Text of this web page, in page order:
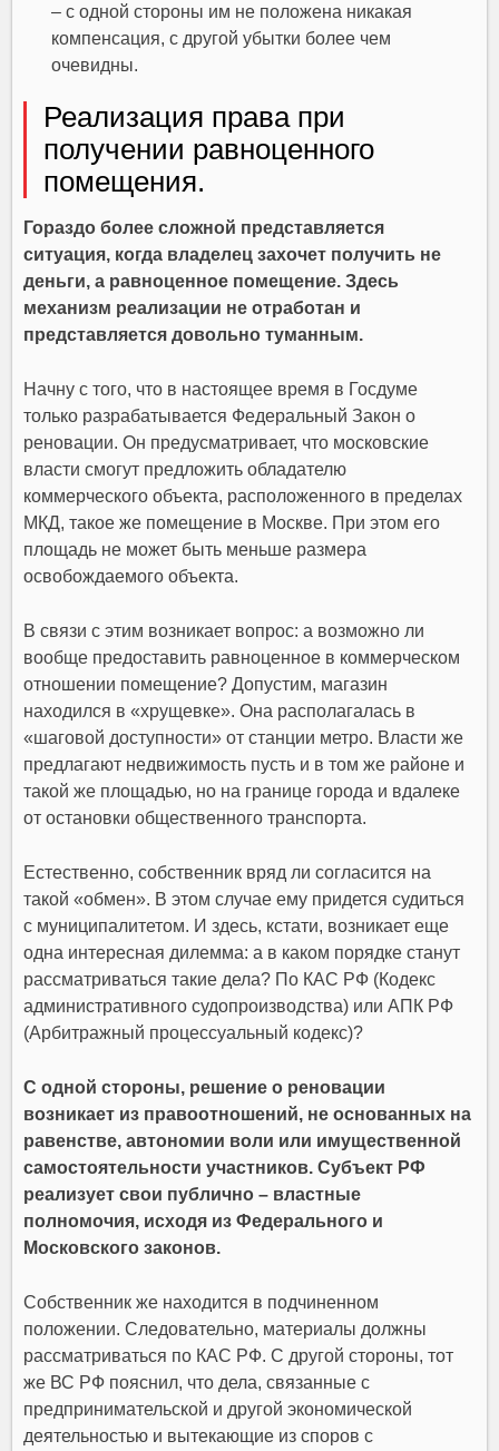
– с одной стороны им не положена никакая
компенсация, с другой убытки более чем
очевидны.
Реализация права при
получении равноценного
помещения.
Гораздо более сложной представляется
ситуация, когда владелец захочет получить не
деньги, а равноценное помещение. Здесь
механизм реализации не отработан и
представляется довольно туманным.
Начну с того, что в настоящее время в Госдуме
только разрабатывается Федеральный Закон о
реновации. Он предусматривает, что московские
власти смогут предложить обладателю
коммерческого объекта, расположенного в пределах
МКД, такое же помещение в Москве. При этом его
площадь не может быть меньше размера
освобождаемого объекта.
В связи с этим возникает вопрос: а возможно ли
вообще предоставить равноценное в коммерческом
отношении помещение? Допустим, магазин
находился в «хрущевке». Она располагалась в
«шаговой доступности» от станции метро. Власти же
предлагают недвижимость пусть и в том же районе и
такой же площадью, но на границе города и вдалеке
от остановки общественного транспорта.
Естественно, собственник вряд ли согласится на
такой «обмен». В этом случае ему придется судиться
с муниципалитетом. И здесь, кстати, возникает еще
одна интересная дилемма: а в каком порядке станут
рассматриваться такие дела? По КАС РФ (Кодекс
административного судопроизводства) или АПК РФ
(Арбитражный процессуальный кодекс)?
С одной стороны, решение о реновации
возникает из правоотношений, не основанных на
равенстве, автономии воли или имущественной
самостоятельности участников. Субъект РФ
реализует свои публично – властные
полномочия, исходя из Федерального и
Московского законов.
Собственник же находится в подчиненном
положении. Следовательно, материалы должны
рассматриваться по КАС РФ. С другой стороны, тот
же ВС РФ пояснил, что дела, связанные с
предпринимательской и другой экономической
деятельностью и вытекающие из споров с